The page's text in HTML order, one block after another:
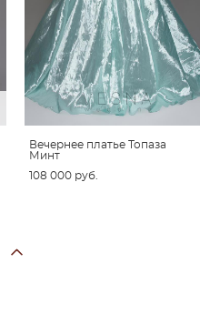
Вечернее платье Топаза
Минт
108 000 pуб.